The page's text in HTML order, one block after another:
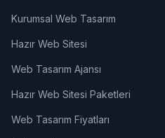
Kurumsal Web Tasarım
Hazır Web Sitesi
Web Tasarım Ajansı
Hazır Web Sitesi Paketleri
Web Tasarım Fiyatları